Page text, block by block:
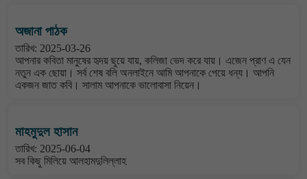
অজানা পাঠক
তারিখ: 2025-03-26
আপনার কবিতা মানুষের হৃদয় ছুয়ে যায়, কলিজা ভেদ করে যায়। এজেন প্রাণ এ যেন
নতুন এক ছোয়া। সর্ব শেষ বলি অনলাইনে আমি আপনাকে পেয়ে ধন্য। আপনি
একজন জাত কবি। সালাম আপনাকে ভালোবাসা নিয়েন।
মাহমুদুল হাসান
তারিখ: 2025-06-04
সব কিছু মিলিয়ে আলহামদুলিল্লাহ